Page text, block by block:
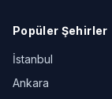
Popüler Şehirler
İstanbul
Ankara